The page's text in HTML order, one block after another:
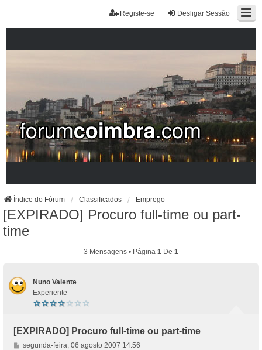
Desligar Sessão
Registe-se
Índice do Fórum Classificados Emprego
[EXPIRADO] Procuro full-time ou part-
time
3 Mensagens • Página 1 De 1
Nuno Valente
Experiente
[EXPIRADO] Procuro full-time ou part-time
M
segunda-feira, 06 agosto 2007 14:56